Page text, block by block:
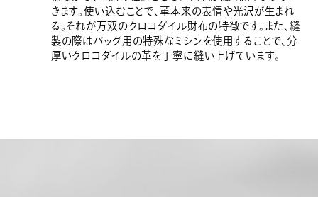
きます。使い込むことで、革本来の表情や光沢が生まれ
る。それが万双のクロコダイル財布の特徴です。また、縫
製の際はバッグ用の特殊なミシンを使用することで、分
厚いクロコダイルの革を丁寧に縫い上げています。